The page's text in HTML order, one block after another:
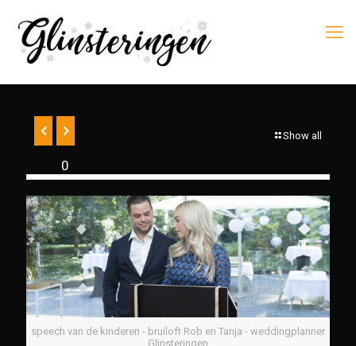
Show all
0
speech van de kinderen - bruiloft Rob en Tanja - weddingplanner
Glinsteringen